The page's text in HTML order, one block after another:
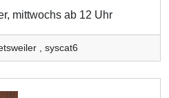
mittwochs ab 12 Uhr
, syscat6